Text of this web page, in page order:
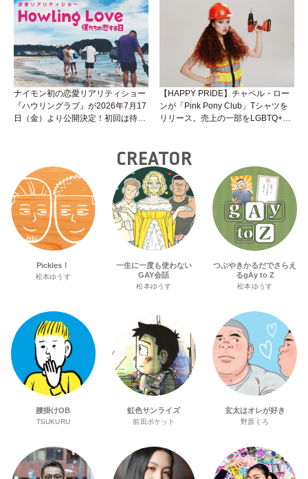
性トーク～聞きにくいことは小堀先
生に聞けばイイ！（Vol.25）
ナイモン初の恋愛リアリティショー
『ハウリングラブ』が2026年7月17
日（金）より公開決定！初回は待望
【HAPPY PRIDE】チャペル・ロー
ンが「Pink Pony Club」Tシャツを
リリース。売上の一部をLGBTQ+＆
CREATOR
Pickles！
松本ゆうす
一生に一度も使わない
GAY会話
松本ゆうす
つぶやきかるだでさらえ
るgAy to Z
松本ゆうす
腰掛けOB
TSUKURU
虹色サンライズ
前田ポケット
玄太はオレが好き
野原くろ